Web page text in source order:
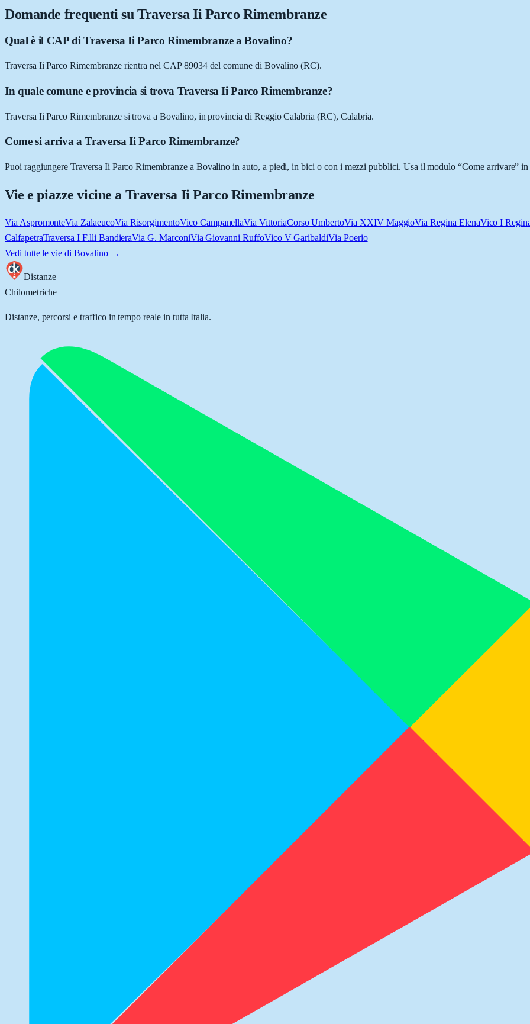
Domande frequenti su Traversa Ii Parco Rimembranze
Qual è il CAP di Traversa Ii Parco Rimembranze a Bovalino?
Traversa Ii Parco Rimembranze rientra nel CAP 89034 del comune di Bovalino (RC).
In quale comune e provincia si trova Traversa Ii Parco Rimembranze?
Traversa Ii Parco Rimembranze si trova a Bovalino, in provincia di Reggio Calabria (RC), Calabria.
Come si arriva a Traversa Ii Parco Rimembranze?
Puoi raggiungere Traversa Ii Parco Rimembranze a Bovalino in auto, a piedi, in bici o con i mezzi pubblici. Usa il modulo “Come arrivare”
Vie e piazze vicine a Traversa Ii Parco Rimembranze
Via AspromonteVia ZalaeucoVia RisorgimentoVico CampanellaVia VittoriaCorso UmbertoVia XXIV MaggioVia Regina ElenaVico I
CalfapetraTraversa I F.lli BandieraVia G. MarconiVia Giovanni RuffoVico V GaribaldiVia Poerio
Vedi tutte le vie di Bovalino→
Distanze
Chilometriche
Distanze, percorsi e traffico in tempo reale in tutta Italia.